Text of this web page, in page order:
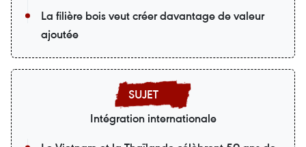
La filière bois veut créer davantage de valeur
ajoutée
Intégration internationale